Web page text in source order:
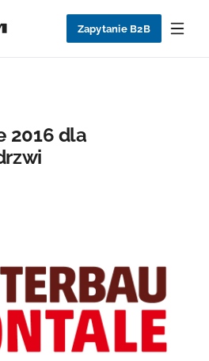
Zapytanie B2B
2016 dla